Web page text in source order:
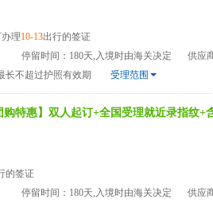
理10-13出行的签证
停留时间：180天,入境时由海关决定
供应商：北
长不超过护照有效期
受理范围
特惠】双人起订+全国受理就近录指纹+
的签证
停留时间：180天,入境时由海关决定
供应商：北